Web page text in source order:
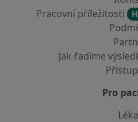
Pracovní příležitosti
Jak řadíme
Pro